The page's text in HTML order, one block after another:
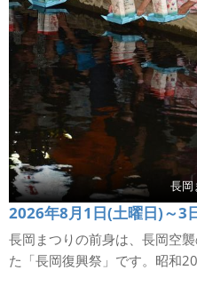
長岡
2026年8月1日(土曜日)～3
長岡まつりの前身は、長岡空
た「長岡復興祭」です。昭和